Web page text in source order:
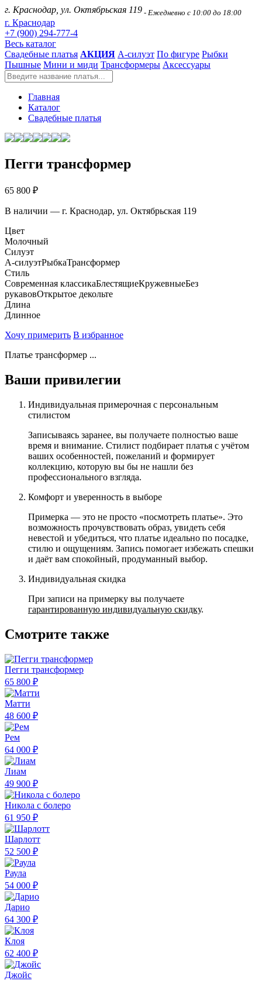
г. Краснодар, ул. Октябрьская 119 - Ежедневно с 10:00 до 18:00
г. Краснодар
+7 (900) 294-777-4
Весь каталог
Свадебные платья АКЦИЯ А-силуэт По фигуре Рыбки
Пышные Мини и миди Трансформеры Аксессуары
Главная
Каталог
Свадебные платья
Пегги трансформер
65 800 ₽
В наличии — г. Краснодар, ул. Октябрьская 119
Цвет
Молочный
Силуэт
А-силуэтРыбкаТрансформер
Стиль
Современная классикаБлестящиеКружевныеБез
рукавовОткрытое декольте
Длина
Длинное
Хочу примерить В избранное
Платье трансформер ...
Ваши привилегии
Индивидуальная примерочная с персональным
стилистом
Записываясь заранее, вы получаете полностью ваше
время и внимание. Стилист подбирает платья с учётом
ваших особенностей, пожеланий и формирует
коллекцию, которую вы бы не нашли без
профессионального взгляда.
Комфорт и уверенность в выборе
Примерка — это не просто «посмотреть платье». Это
возможность прочувствовать образ, увидеть себя
невестой и убедиться, что платье идеально по посадке,
стилю и ощущениям. Запись помогает избежать спешки
и даёт вам спокойный, продуманный выбор.
Индивидуальная скидка
При записи на примерку вы получаете
гарантированную индивидуальную скидку.
Смотрите также
Пегги трансформер
65 800 ₽
Матти
48 600 ₽
Рем
64 000 ₽
Лиам
49 900 ₽
Никола с болеро
61 950 ₽
Шарлотт
52 500 ₽
Раула
54 000 ₽
Дарио
64 300 ₽
Клоя
62 400 ₽
Джойс